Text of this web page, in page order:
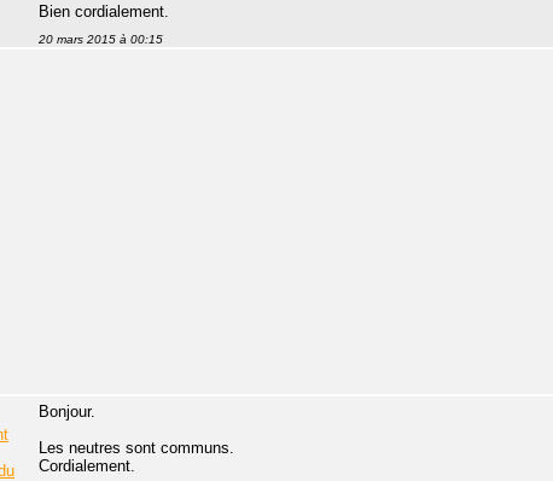
Bien cordialement.
20 mars 2015 à 00:15
Bonjour.
Les neutres sont communs.
Cordialement.